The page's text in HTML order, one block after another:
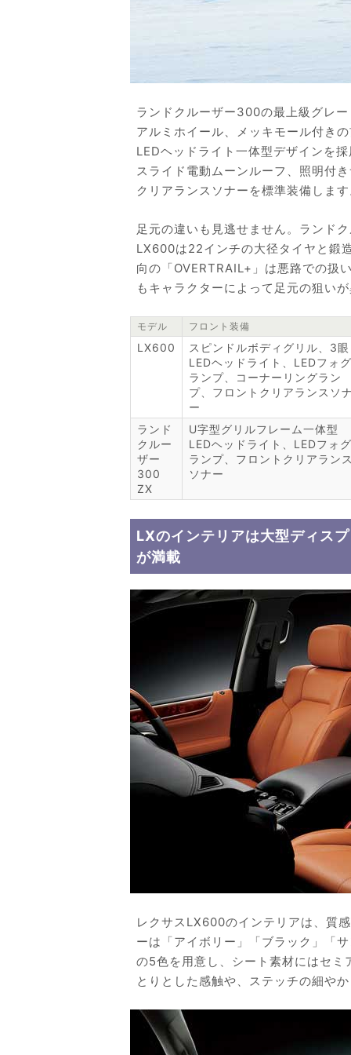
ランドクルーザー300の最上級グレ
アルミホイール、メッキモール付き
LEDヘッドライト一体型デザインを
スライド電動ムーンルーフ、照明付
クリアランスソナーを標準装備しま
足元の違いも見逃せません。ランド
LX600は22インチの大径タイヤと鍛
向の「OVERTRAIL+」は悪路での扱
もキャラクターによって足元の狙い
モデル フロント装備
LX600
スピンドルボディグリル、3眼
LEDヘッドライト、LEDフォグ
ランプ、コーナーリングラン
プ、フロントクリアランスソ
ー
ランド
クルー
ザー
300
ZX
U字型グリルフレーム一体型
LEDヘッドライト、LEDフォグ
ランプ、フロントクリアラン
ソナー
LXのインテリアは大型ディス
が満載
レクサスLX600のインテリアは、質
ーは「アイボリー」「ブラック」「
の5色を用意し、シート素材にはセ
とりとした感触や、ステッチの細や